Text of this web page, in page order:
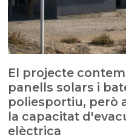
El projecte
panells solars i
poliesportiu, però
la capacitat
elèctrica